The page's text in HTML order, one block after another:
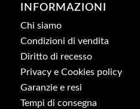
INFORMAZIONI
Chi siamo
Condizioni di vendita
Diritto di recesso
Privacy e Cookies policy
Garanzie e resi
Tempi di consegna